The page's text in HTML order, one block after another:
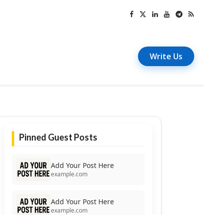
Write Us
Pinned Guest Posts
Add Your Post Here
example.com
Add Your Post Here
example.com